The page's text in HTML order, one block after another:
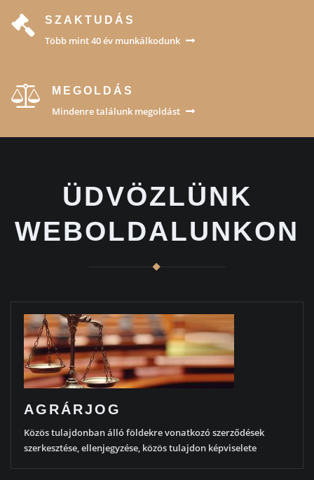
SZAKTUDÁS
Több mint 40 év munkálkodunk
MEGOLDÁS
Mindenre találunk megoldást
ÜDVÖZLÜNK
WEBOLDALUNKON
AGRÁRJOG
Közös tulajdonban álló földekre vonatkozó szerződések
szerkesztése, ellenjegyzése, közös tulajdon képviselete